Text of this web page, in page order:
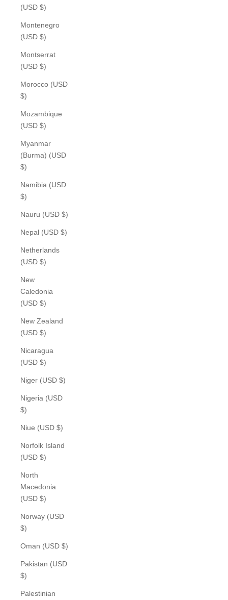
(USD $)
Montenegro
(USD $)
Montserrat
(USD $)
Morocco (USD
$)
Mozambique
(USD $)
Myanmar
(Burma) (USD
$)
Namibia (USD
$)
Nauru (USD $)
Nepal (USD $)
Netherlands
(USD $)
New
Caledonia
(USD $)
New Zealand
(USD $)
Nicaragua
(USD $)
Niger (USD $)
Nigeria (USD
$)
Niue (USD $)
Norfolk Island
(USD $)
North
Macedonia
(USD $)
Norway (USD
$)
Oman (USD $)
Pakistan (USD
$)
Palestinian